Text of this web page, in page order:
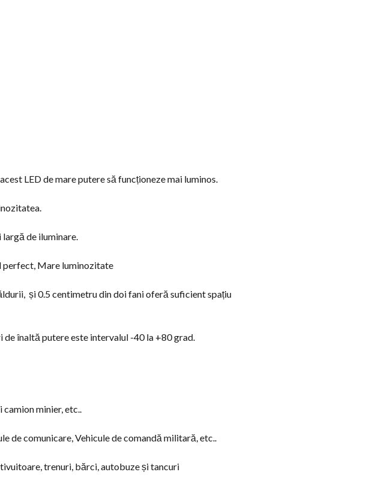
LED de mare putere să funcționeze mai luminos.
de iluminare.
perfect, Mare luminozitate
și 0.5 centimetru din doi fani oferă suficient spațiu
de înaltă putere este intervalul -40 la +80 grad.
minier, etc..
de comunicare, Vehicule de comandă militară, etc..
trenuri, bărci, autobuze și tancuri